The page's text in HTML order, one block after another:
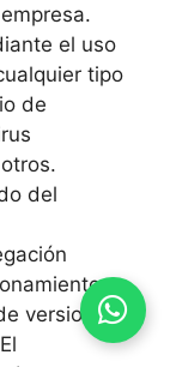
el uso
tipo
de
del
versiones